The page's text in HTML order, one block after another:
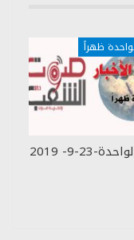
ظهراً
نشرة-الواحدة-23-9- 2019